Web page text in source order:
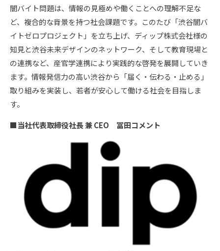
闇バイト問題は、情報の見極めや働くことへの理解不足な
ど、複合的な背景を持つ社会課題です。このたび「渋谷闇バ
イトゼロプロジェクト」を立ち上げ、ディップ株式会社様の
知見と渋谷未来デザインのネットワーク、そして教育現場と
の連携など、産官学連携により実践的な啓発を展開していき
ます。情報発信力の高い渋谷から「届く・伝わる・止める」
取り組みを実装し、若者が安心して働ける社会を目指しま
す。
■当社代表取締役社長 兼 CEO 冨田コメント